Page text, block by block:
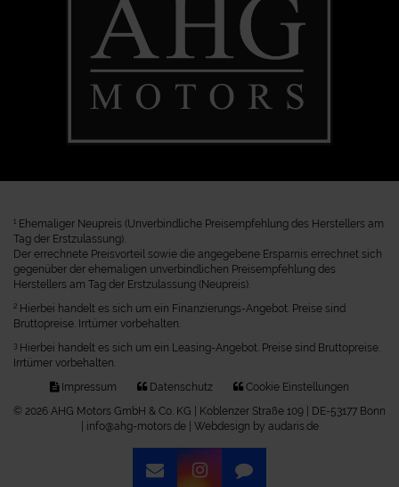
1
Ehemaliger Neupreis (Unverbindliche Preisempfehlung des Herstellers am
Tag der Erstzulassung).
Der errechnete Preisvorteil sowie die angegebene Ersparnis errechnet sich
gegenüber der ehemaligen unverbindlichen Preisempfehlung des
Herstellers am Tag der Erstzulassung (Neupreis).
2 Hierbei handelt es sich um ein Finanzierungs-Angebot. Preise sind
Bruttopreise. Irrtümer vorbehalten.
3 Hierbei handelt es sich um ein Leasing-Angebot. Preise sind Bruttopreise.
Irrtümer vorbehalten.
Impressum
Datenschutz
Cookie Einstellungen
© 2026 AHG Motors GmbH & Co. KG | Koblenzer Straße 109 | DE-53177 Bonn
| info@ahg-motors.de | Webdesign by audaris.de